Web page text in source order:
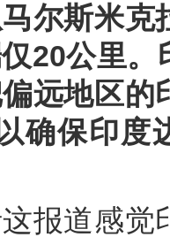
尔斯米克
20公里
远地区的
确保印度
道感觉